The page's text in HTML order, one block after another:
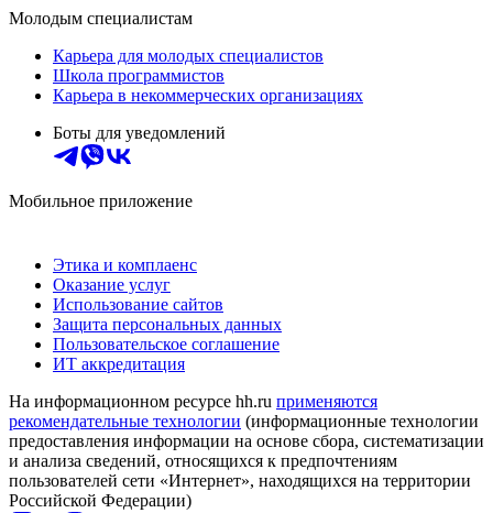
Молодым специалистам
Карьера для молодых специалистов
Школа программистов
Карьера в некоммерческих организациях
Боты для уведомлений
Мобильное приложение
Этика и комплаенс
Оказание услуг
Использование сайтов
Защита персональных данных
Пользовательское соглашение
ИТ аккредитация
На информационном ресурсе hh.ru применяются
рекомендательные технологии (информационные технологии
предоставления информации на основе сбора, систематизации
и анализа сведений, относящихся к предпочтениям
пользователей сети «Интернет», находящихся на территории
Российской Федерации)